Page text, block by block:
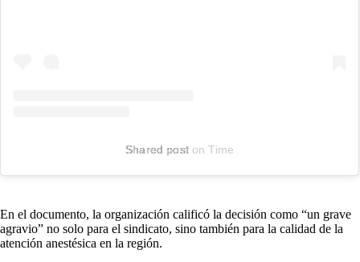
Shared postonTime
En el documento, la organización calificó la decisión como “un grave
agravio” no solo para el sindicato, sino también para la calidad de la
atención anestésica en la región.